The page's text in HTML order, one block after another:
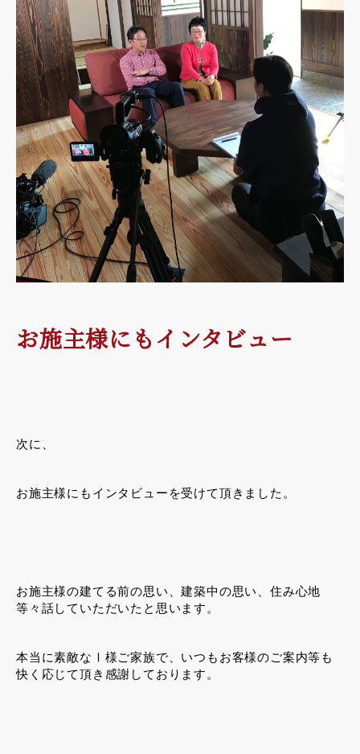
お施主様にもインタビュー
次に、
お施主様にもインタビューを受けて頂きました。
お施主様の建てる前の思い、建築中の思い、住み心地
等々話していただいたと思います。
本当に素敵なⅠ様ご家族で、いつもお客様のご案内等も
快く応じて頂き感謝しております。